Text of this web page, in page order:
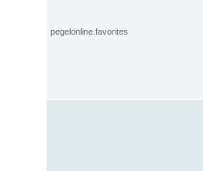
pegelonline.favorites